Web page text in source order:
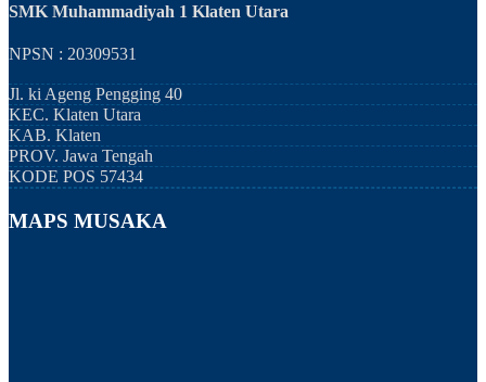
SMK Muhammadiyah 1 Klaten Utara
NPSN : 20309531
Jl. ki Ageng Pengging 40
KEC. Klaten Utara
KAB. Klaten
PROV. Jawa Tengah
KODE POS 57434
MAPS MUSAKA